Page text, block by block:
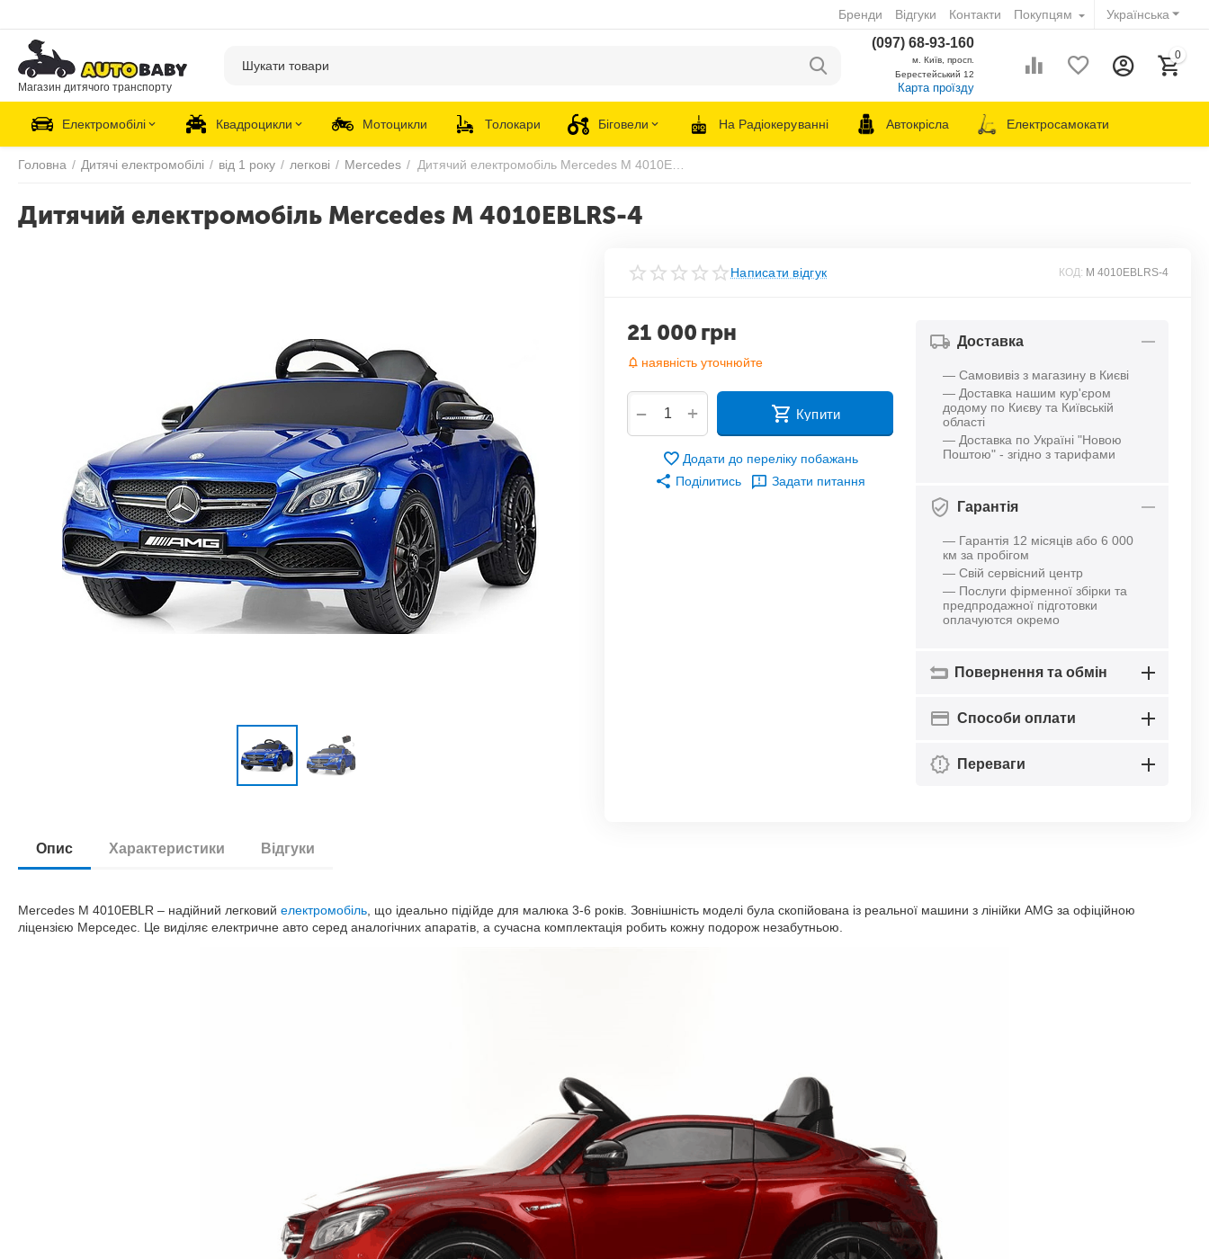
Українська
Бренди Відгуки Контакти Покупцям
Магазин дитячого транспорту
(097) 68-93-160
м. Київ, просп.
Берестейський 12
Карта проїзду
0
Електромобілі Квадроцикли Мотоцикли Толокари Біговели На Радіокеруванні Автокрісла Електросамокати
Головна / Дитячі електромобілі / від 1 року / легкові / Mercedes / Дитячий електромобіль Mercedes M 4010EBLRS-4
Дитячий електромобіль Mercedes M 4010EBLRS-4
Написати відгук КОД: M 4010EBLRS-4
21 000 грн
наявність уточнюйте
+
− Купити
Додати до переліку побажань
Поділитись
Задати питання
Доставка
— Самовивіз з магазину в Києві
— Доставка нашим кур'єром
додому по Києву та Київській
області
— Доставка по Україні "Новою
Поштою" - згідно з тарифами
Гарантія
— Гарантія 12 місяців або 6 000
км за пробігом
— Свій сервісний центр
— Послуги фірменної збірки та
предпродажної підготовки
оплачуются окремо
Повернення та обмін
Способи оплати
Переваги
Опис Характеристики Відгуки
Mercedes M 4010EBLR – надійний легковийелектромобіль , що ідеально підійде для малюка 3-6 років. Зовнішність моделі була скопійована із реальної машини з лінійки AMG за офіційною
ліцензією Мерседес. Це виділяє електричне авто серед аналогічних апаратів, а сучасна комплектація робить кожну подорож незабутньою.